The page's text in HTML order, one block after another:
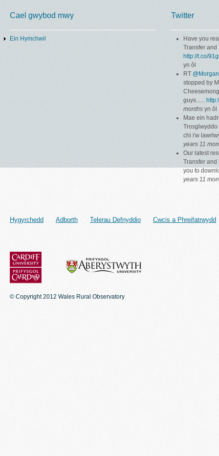
Cael gwybod mwy
Ein Hymchwil
Twitter
Have you
Transfer and
http://t.co/
yn ôl
RT
stopped by
guys......
monthsyn ôl
Mae ein
Trosglwyddo
chi i'w
years 11
Our latest
Transfer and
you to
years 11
Hygyrchedd Adborth Telerau Defnyddio Cwcis a Phreifatrwydd
© Copyright 2012 Wales Rural Observatory